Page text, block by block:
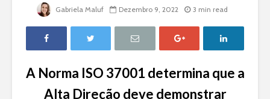
Gabriela Maluf Dezembro 9, 2022 3 min read
A Norma ISO 37001 determina que a
Alta Direção deve demonstrar